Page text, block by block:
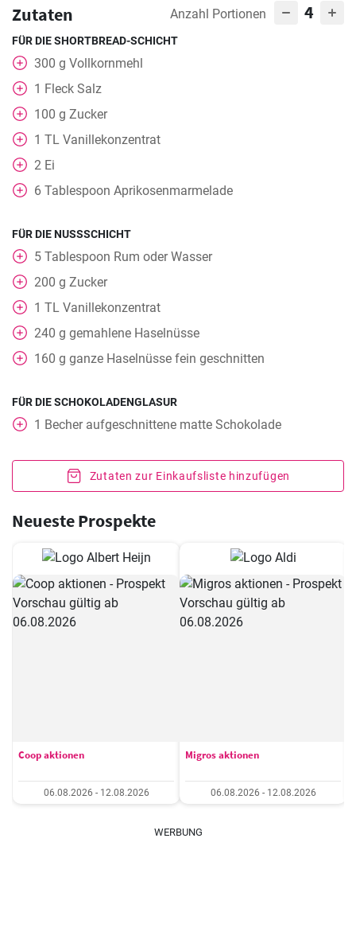
Zutaten Anzahl Portionen 4
FÜR DIE SHORTBREAD-SCHICHT
300 g Vollkornmehl
1 Fleck Salz
100 g Zucker
1 TL Vanillekonzentrat
2 Ei
6 Tablespoon Aprikosenmarmelade
FÜR DIE NUSSSCHICHT
5 Tablespoon Rum oder Wasser
200 g Zucker
1 TL Vanillekonzentrat
240 g gemahlene Haselnüsse
160 g ganze Haselnüsse fein geschnitten
FÜR DIE SCHOKOLADENGLASUR
1 Becher aufgeschnittene matte Schokolade
Zutaten zur Einkaufsliste hinzufügen
Neueste Prospekte
Coop aktionen
06.08.2026 - 12.08.2026
Migros aktionen
06.08.2026 - 12.08.2026
WERBUNG